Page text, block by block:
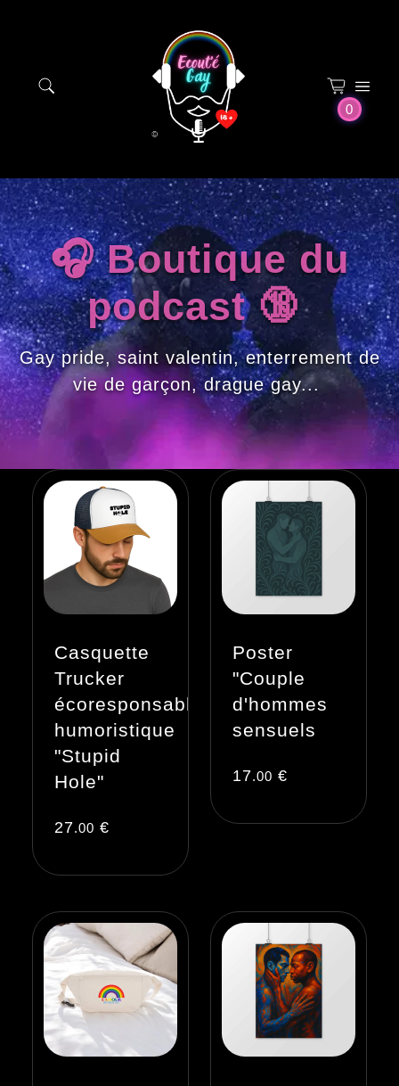
0
🎧 Boutique du
podcast 🔞
Gay pride, saint valentin, enterrement de
vie de garçon, drague gay...
Casquette
Trucker
écoresponsable
humoristique
"Stupid
Hole"
27.00 €
Poster
"Couple
d'hommes
sensuels
17.00 €